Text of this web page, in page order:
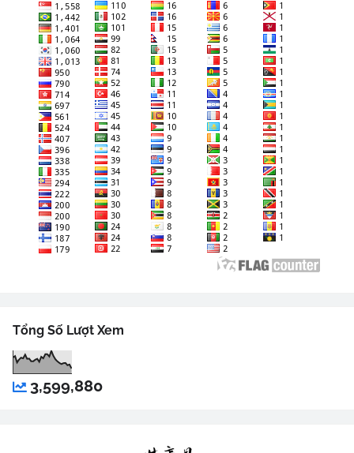
Tổng Số Lượt Xem
3,599,880